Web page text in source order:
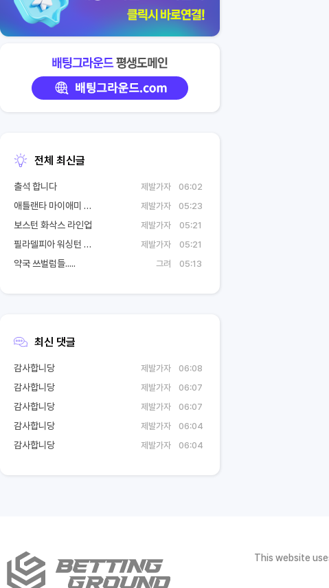
전체 최신글
출석 합니다 제발가자 06:02
애틀랜타 마이애미 라인업 제발가자 05:23
보스턴 화삭스 라인업 제발가자 05:21
필라델피아 워싱턴 라인업 제발가자 05:21
약국 쓰벌럼들..... 그려 05:13
최신 댓글
감사합니당 제발가자 06:08
감사합니당 제발가자 06:07
감사합니당 제발가자 06:07
감사합니당 제발가자 06:04
감사합니당 제발가자 06:04
This website